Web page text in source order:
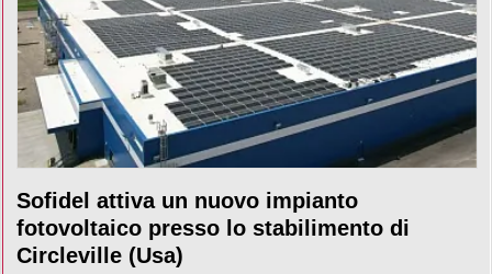
Sofidel attiva un nuovo impianto
fotovoltaico presso lo stabilimento di
Circleville (Usa)